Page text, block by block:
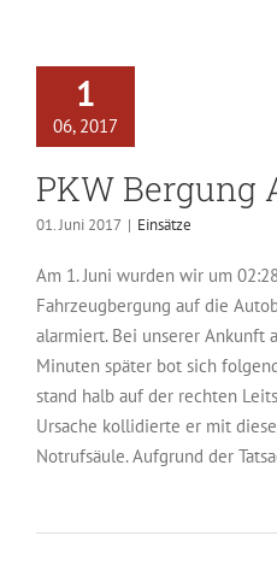
1
06, 2017
PKW Bergung
01. Juni 2017 | Einsätze
Am 1. Juni wurden wir um
Fahrzeugbergung auf die
alarmiert. Bei unserer Ankunft
Minuten später bot sich
stand halb auf der rechten
Ursache kollidierte er mit
Notrufsäule. Aufgrund der